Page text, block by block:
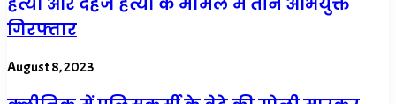
गिरफ्तार
August 8, 2023